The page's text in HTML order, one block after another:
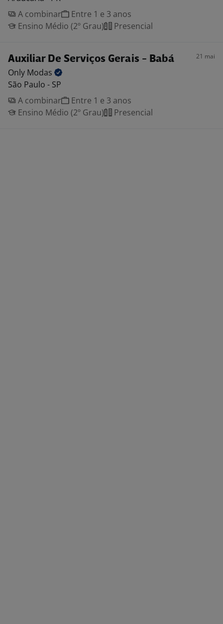
A combinar
Entre 1 e 3 anos
Ensino Médio (2º Grau)
Presencial
Auxiliar De Serviços Gerais - Babá 21 mai
Only Modas
São Paulo - SP
A combinar
Entre 1 e 3 anos
Ensino Médio (2º Grau)
Presencial